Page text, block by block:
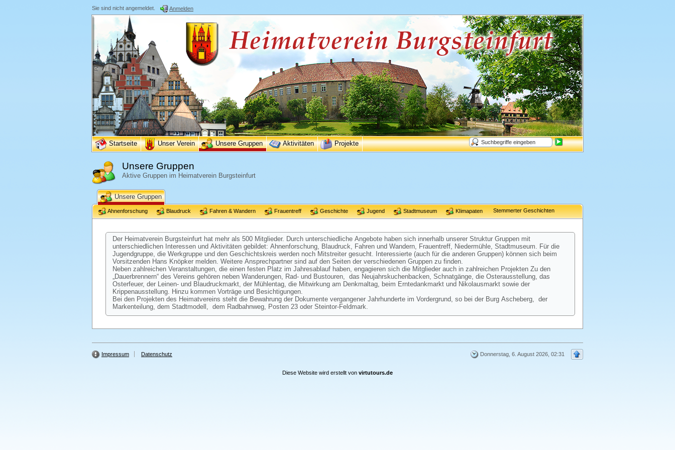
Sie sind nicht angemeldet. Anmelden
Startseite Unser Verein Unsere Gruppen Aktivitäten Projekte
Unsere Gruppen
Aktive Gruppen im Heimatverein Burgsteinfurt
Unsere Gruppen
Ahnenforschung Blaudruck Fahren & Wandern Frauentreff Geschichte Jugend Stadtmuseum KIimapaten Stemmerter Geschichten
Der Heimatverein Burgsteinfurt hat mehr als 500 Mitglieder. Durch unterschiedliche Angebote haben sich innerhalb unserer Struktur Gruppen mit
unterschiedlichen Interessen und Aktivitäten gebildet: Ahnenforschung, Blaudruck, Fahren und Wandern, Frauentreff, Niedermühle, Stadtmuseum. Für die
Jugendgruppe, die Werkgruppe und den Geschichtskreis werden noch Mitstreiter gesucht. Interessierte (auch für die anderen Gruppen) können sich beim
Vorsitzenden Hans Knöpker melden. Weitere Ansprechpartner sind auf den Seiten der verschiedenen Gruppen zu finden.
Neben zahlreichen Veranstaltungen, die einen festen Platz im Jahresablauf haben, engagieren sich die Mitglieder auch in zahlreichen Projekten Zu den
„Dauerbrennern“ des Vereins gehören neben Wanderungen, Rad- und Bustouren, das Neujahrskuchenbacken, Schnatgänge, die Osterausstellung, das
Osterfeuer, der Leinen- und Blaudruckmarkt, der Mühlentag, die Mitwirkung am Denkmaltag, beim Erntedankmarkt und Nikolausmarkt sowie der
Krippenausstellung. Hinzu kommen Vorträge und Besichtigungen.
Bei den Projekten des Heimatvereins steht die Bewahrung der Dokumente vergangener Jahrhunderte im Vordergrund, so bei der Burg Ascheberg, der
Markenteilung, dem Stadtmodell, dem Radbahnweg, Posten 23 oder Steintor-Feldmark.
Impressum Datenschutz Donnerstag, 6. August 2026, 02:31
Diese Website wird erstellt von virtutours.de